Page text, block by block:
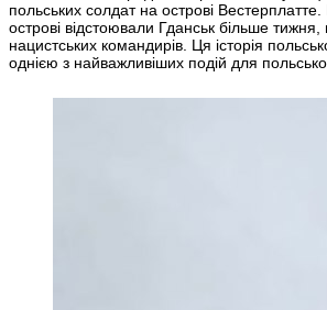
польських солдат на острові Вестерплатте.
острові відстоювали Гданськ більше
нацистських командирів. Ця історія
однією з найважливіших подій для